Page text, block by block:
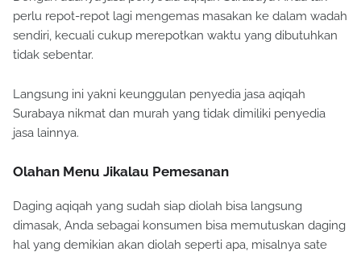
perlu repot-repot lagi mengemas masakan ke dalam wadah
sendiri, kecuali cukup merepotkan waktu yang dibutuhkan
tidak sebentar.
Langsung ini yakni keunggulan penyedia jasa aqiqah
Surabaya nikmat dan murah yang tidak dimiliki penyedia
jasa lainnya.
Olahan Menu Jikalau Pemesanan
Daging aqiqah yang sudah siap diolah bisa langsung
dimasak, Anda sebagai konsumen bisa memutuskan daging
hal yang demikian akan diolah seperti apa, misalnya sate